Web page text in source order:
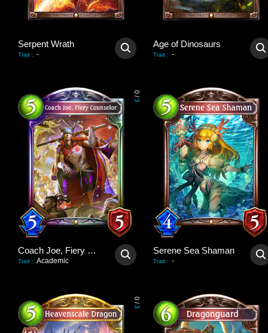
Serpent Wrath
Trait : -
Age of Dinosaurs
Trait : -
0
/
3
Coach Joe, Fiery Counselor
Trait : Academic
Serene Sea Shaman
Trait : -
0
/
3